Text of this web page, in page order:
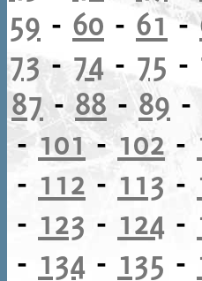
59 - 60 - 61-
73- 74 - 75 -
87- 88 -89 -
-101 -102 -
- 112 - 113 -
- 123 - 124 -
- 134 - 135 -